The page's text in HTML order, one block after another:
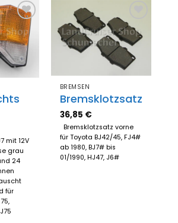
Zum
mit 12V
grau
24
für
Zum
Merkzettel
hinzufügen
BREMSEN
Bremsklotzsatz
36,85 €
Bremsklotzsatz vorne
für Toyota BJ42/45, FJ4#
ab 1980, BJ7# bis
01/1990, HJ47, J6#